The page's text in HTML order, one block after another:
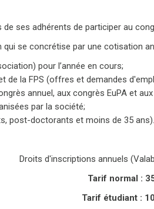
ses adhérents de participer au
se concrétise par une cotisation
pour l’année en cours;
de la FPS (offres et demandes
annuel, aux congrès EuPA et
par la société;
post-doctorants et moins de 35 ans)‪.
Droits d'inscriptions annuels
Tarif normal :
Tarif étudiant :